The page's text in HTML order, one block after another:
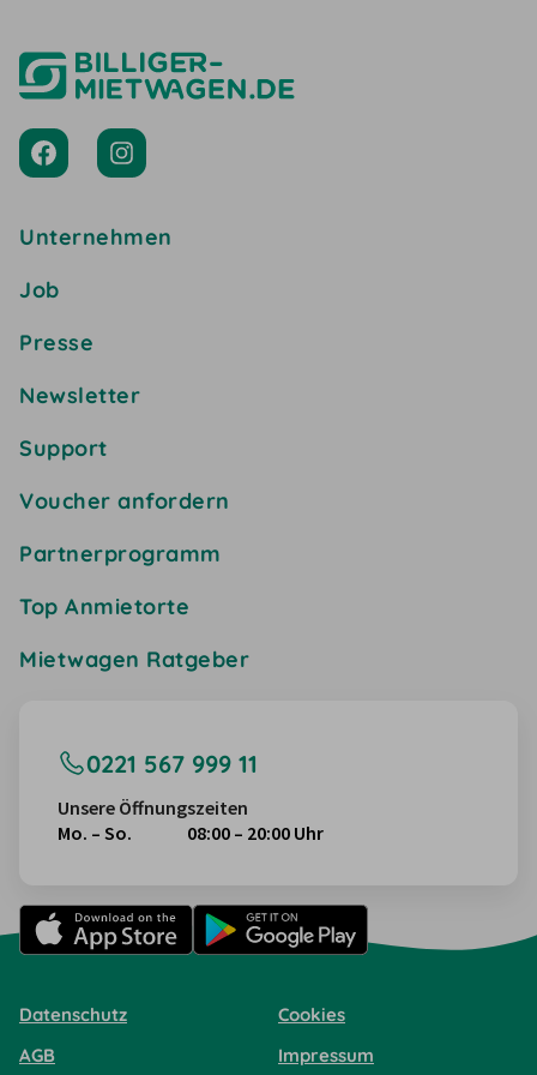
Unternehmen
Job
Presse
Newsletter
Support
Voucher anfordern
Partnerprogramm
Top Anmietorte
Mietwagen Ratgeber
0221 567 999 11
Unsere Öffnungszeiten
Mo. – So.
08:00 – 20:00 Uhr
Datenschutz
Cookies
AGB
Impressum